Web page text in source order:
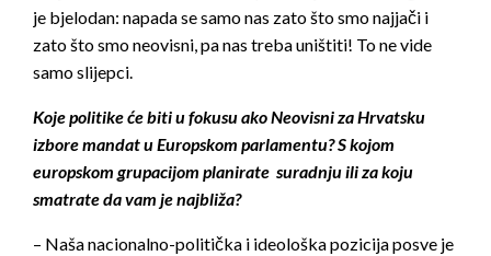
je bjelodan: napada se samo nas zato što smo najjači i
zato što smo neovisni, pa nas treba uništiti! To ne vide
samo slijepci.
Koje politike će biti u fokusu ako Neovisni za Hrvatsku
izbore mandat u Europskom parlamentu? S kojom
europskom grupacijom planirate suradnju ili za koju
smatrate da vam je najbliža?
– Naša nacionalno-politička i ideološka pozicija posve je